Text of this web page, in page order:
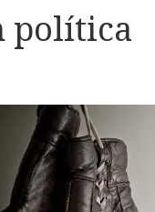
política